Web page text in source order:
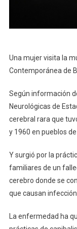
Una mujer visita la
Contemporánea de
Según información
Neurológicas de
cerebral rara que
y 1960 en pueblos
Y surgió por la
familiares de un
cerebro donde se
que causan infección.
La enfermedad ha